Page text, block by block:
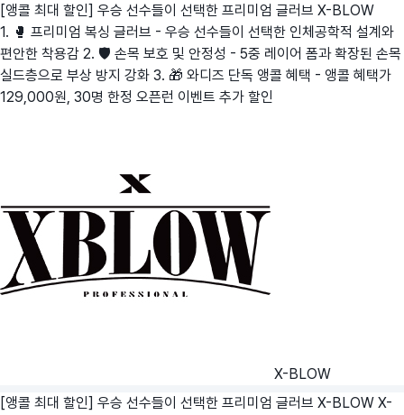
[앵콜 최대 할인] 우승 선수들이 선택한 프리미엄 글러브 X-BLOW
1. 🥊 프리미엄 복싱 글러브 - 우승 선수들이 선택한 인체공학적 설계와
편안한 착용감 2. 🛡️ 손목 보호 및 안정성 - 5중 레이어 폼과 확장된 손목
실드층으로 부상 방지 강화 3. 🎁 와디즈 단독 앵콜 혜택 - 앵콜 혜택가
129,000원, 30명 한정 오픈런 이벤트 추가 할인
X-BLOW
[앵콜 최대 할인] 우승 선수들이 선택한 프리미엄 글러브 X-BLOW X-